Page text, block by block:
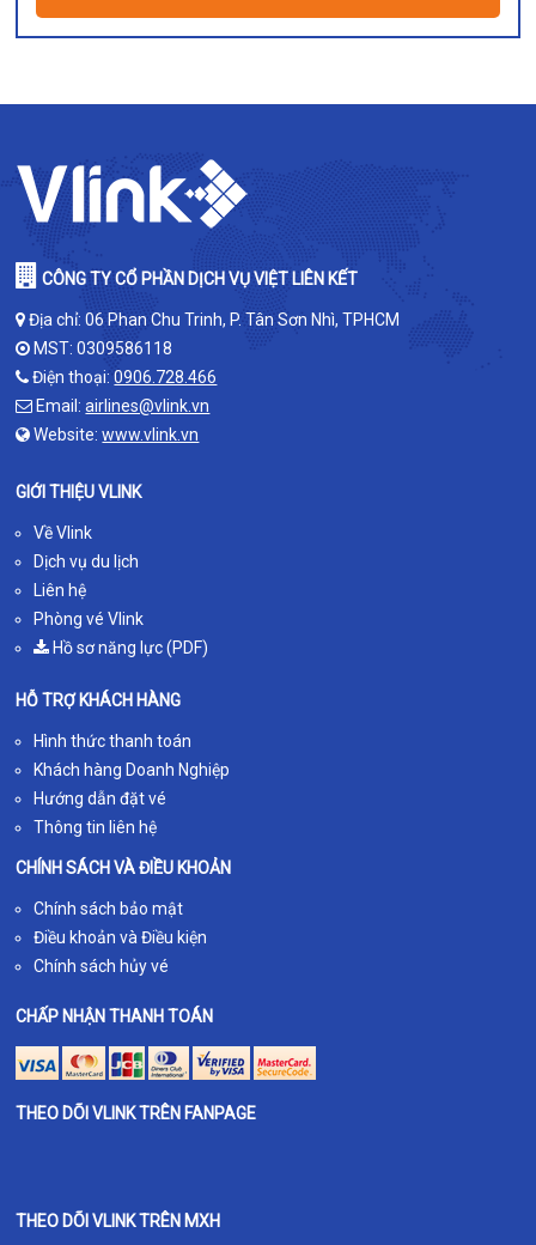
CÔNG TY CỔ PHẦN DỊCH VỤ VIỆT LIÊN KẾT
Địa chỉ: 06 Phan Chu Trinh, P. Tân Sơn Nhì, TPHCM
MST: 0309586118
Điện thoại:0906.728.466
Email:airlines@vlink.vn
Website:www.vlink.vn
GIỚI THIỆU VLINK
Về Vlink
Dịch vụ du lịch
Liên hệ
Phòng vé Vlink
Hồ sơ năng lực (PDF)
HỖ TRỢ KHÁCH HÀNG
Hình thức thanh toán
Khách hàng Doanh Nghiệp
Hướng dẫn đặt vé
Thông tin liên hệ
CHÍNH SÁCH VÀ ĐIỀU KHOẢN
Chính sách bảo mật
Điều khoản và Điều kiện
Chính sách hủy vé
CHẤP NHẬN THANH TOÁN
THEO DÕI VLINK TRÊN FANPAGE
THEO DÕI VLINK TRÊN MXH